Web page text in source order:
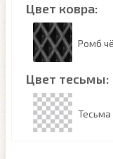
Цвет ковра:
Ромб
Цвет тесьмы:
Тесьма